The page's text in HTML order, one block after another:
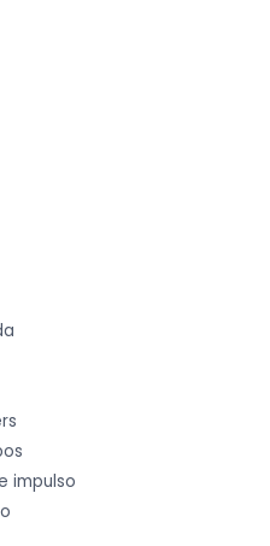
impulso